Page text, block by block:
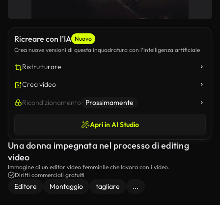
Ricreare con l’IA Nuovo
Crea nuove versioni di questa inquadratura con l’intelligenza artificiale
Ristrutturare
Crea video
Ricondizionamento Prossimamente
Apri in AI Studio
Una donna impegnata nel processo di editing
video
Immagine di un editor video femminile che lavora con i video.
Diritti commerciali gratuiti
Editore Montaggio tagliare ...